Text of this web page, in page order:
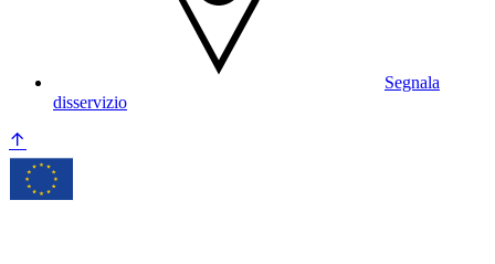
Segnala
disservizio